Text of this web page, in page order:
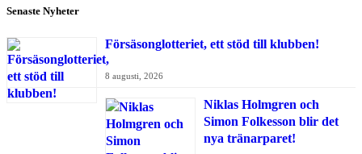
Senaste Nyheter
Försäsonglotteriet, ett stöd till klubben!
8 augusti, 2026
Niklas Holmgren och
Simon Folkesson blir det
nya tränarparet!